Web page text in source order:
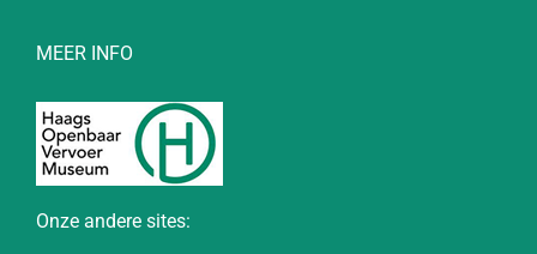
MEER INFO
Onze andere sites: